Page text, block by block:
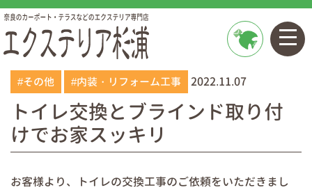
合わせ
#その他 #内装・リフォーム工事 2022.11.07
トイレ交換とブラインド取り付
けでお家スッキリ
お客様より、トイレの交換工事のご依頼をいただきまし